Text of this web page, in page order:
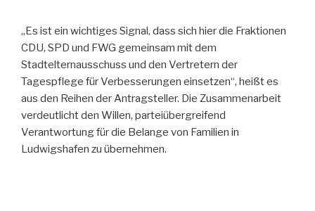
„Es ist ein wichtiges Signal, dass sich hier die Fraktionen
CDU, SPD und FWG gemeinsam mit dem
Stadtelternausschuss und den Vertretern der
Tagespflege für Verbesserungen einsetzen“, heißt es
aus den Reihen der Antragsteller. Die Zusammenarbeit
verdeutlicht den Willen, parteiübergreifend
Verantwortung für die Belange von Familien in
Ludwigshafen zu übernehmen.